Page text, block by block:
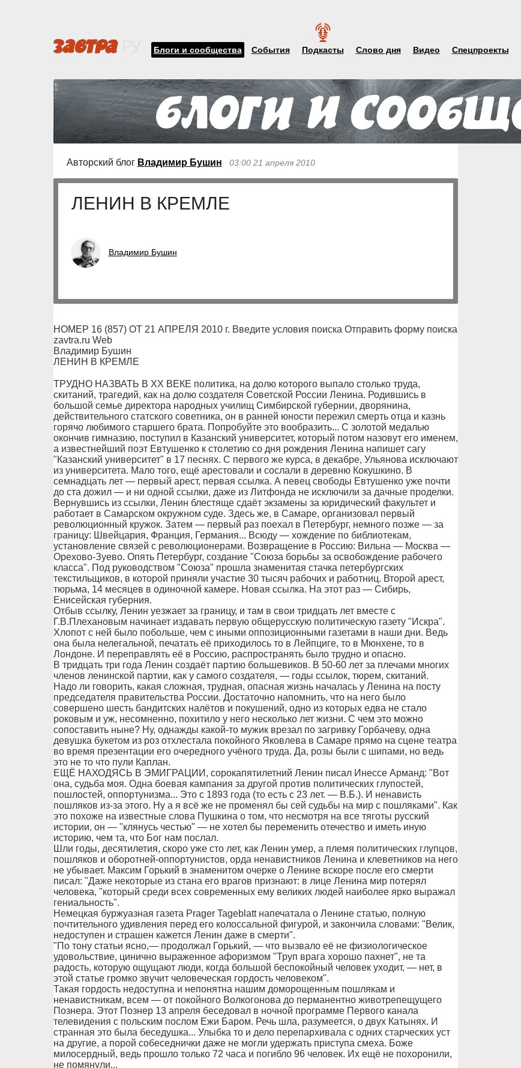
Блоги и сообщества События Подкасты Слово дня Видео Спецпроекты
Авторский блог Владимир Бушин 03:00 21 апреля 2010
ЛЕНИН В КРЕМЛЕ
Владимир Бушин
НОМЕР 16 (857) ОТ 21 АПРЕЛЯ 2010 г. Введите условия поиска Отправить форму поиска
zavtra.ru Web
Владимир Бушин
ЛЕНИН В КРЕМЛЕ
ТРУДНО НАЗВАТЬ В ХХ ВЕКЕ политика, на долю которого выпало столько труда,
скитаний, трагедий, как на долю создателя Советской России Ленина. Родившись в
большой семье директора народных училищ Симбирской губернии, дворянина,
действительного статского советника, он в ранней юности пережил смерть отца и казнь
горячо любимого старшего брата. Попробуйте это вообразить... С золотой медалью
окончив гимназию, поступил в Казанский университет, который потом назовут его именем,
а известнейший поэт Евтушенко к столетию со дня рождения Ленина напишет сагу
"Казанский университет" в 17 песнях. С первого же курса, в декабре, Ульянова исключают
из университета. Мало того, ещё арестовали и сослали в деревню Кокушкино. В
семнадцать лет — первый арест, первая ссылка. А певец свободы Евтушенко уже почти
до ста дожил — и ни одной ссылки, даже из Литфонда не исключили за дачные проделки.
Вернувшись из ссылки, Ленин блестяще сдаёт экзамены за юридический факультет и
работает в Самарском окружном суде. Здесь же, в Самаре, организовал первый
революционный кружок. Затем — первый раз поехал в Петербург, немного позже — за
границу: Швейцария, Франция, Германия... Всюду — хождение по библиотекам,
установление связей с революционерами. Возвращение в Россию: Вильна — Москва —
Орехово-Зуево. Опять Петербург, создание "Союза борьбы за освобождение рабочего
класса". Под руководством "Союза" прошла знаменитая стачка петербургских
текстильщиков, в которой приняли участие 30 тысяч рабочих и работниц. Второй арест,
тюрьма, 14 месяцев в одиночной камере. Новая ссылка. На этот раз — Сибирь,
Енисейская губерния.
Отбыв ссылку, Ленин уезжает за границу, и там в свои тридцать лет вместе с
Г.В.Плехановым начинает издавать первую общерусскую политическую газету "Искра".
Хлопот с ней было побольше, чем с иными оппозиционными газетами в наши дни. Ведь
она была нелегальной, печатать её приходилось то в Лейпциге, то в Мюнхене, то в
Лондоне. И переправлять её в Россию, распространять было трудно и опасно.
В тридцать три года Ленин создаёт партию большевиков. В 50-60 лет за плечами многих
членов ленинской партии, как у самого создателя, — годы ссылок, тюрем, скитаний.
Надо ли говорить, какая сложная, трудная, опасная жизнь началась у Ленина на посту
председателя правительства России. Достаточно напомнить, что на него было
совершено шесть бандитских налётов и покушений, одно из которых едва не стало
роковым и уж, несомненно, похитило у него несколько лет жизни. С чем это можно
сопоставить ныне? Ну, однажды какой-то мужик врезал по загривку Горбачеву, одна
девушка букетом из роз отхлестала покойного Яковлева в Самаре прямо на сцене театра
во время презентации его очередного учёного труда. Да, розы были с шипами, но ведь
это не то что пули Каплан.
ЕЩЁ НАХОДЯСЬ В ЭМИГРАЦИИ, сорокапятилетний Ленин писал Инессе Арманд: "Вот
она, судьба моя. Одна боевая кампания за другой против политических глупостей,
пошлостей, оппортунизма... Это с 1893 года (то есть с 23 лет. — В.Б.). И ненависть
пошляков из-за этого. Ну а я всё же не променял бы сей судьбы на мир с пошляками". Как
это похоже на известные слова Пушкина о том, что несмотря на все тяготы русский
истории, он — "клянусь честью" — не хотел бы переменить отечество и иметь иную
историю, чем та, что Бог нам послал.
Шли годы, десятилетия, скоро уже сто лет, как Ленин умер, а племя политических глупцов,
пошляков и оборотней-оппортунистов, орда ненавистников Ленина и клеветников на него
не убывает. Максим Горький в знаменитом очерке о Ленине вскоре после его смерти
писал: "Даже некоторые из стана его врагов признают: в лице Ленина мир потерял
человека, "который среди всех современных ему великих людей наиболее ярко выражал
гениальность".
Немецкая буржуазная газета Prager Tageblatt напечатала о Ленине статью, полную
почтительного удивления перед его колоссальной фигурой, и закончила словами: "Велик,
недоступен и страшен кажется Ленин даже в смерти".
"По тону статьи ясно,— продолжал Горький, — что вызвало её не физиологическое
удовольствие, цинично выраженное афоризмом "Труп врага хорошо пахнет", не та
радость, которую ощущают люди, когда большой беспокойный человек уходит, — нет, в
этой статье громко звучит человеческая гордость человеком".
Такая гордость недоступна и непонятна нашим доморощенным пошлякам и
ненавистникам, всем — от покойного Волкогонова до перманентно животрепещущего
Познера. Этот Познер 13 апреля беседовал в ночной программе Первого канала
телевидения с польским послом Ежи Баром. Речь шла, разумеется, о двух Катынях. И
странная это была беседушка... Улыбка то и дело перепархивала с одних cтарческих уст
на другие, а порой собеседнички даже не могли удержать приступа смеха. Боже
милосердный, ведь прошло только 72 часа и погибло 96 человек. Их ещё не похоронили,
не помянули...